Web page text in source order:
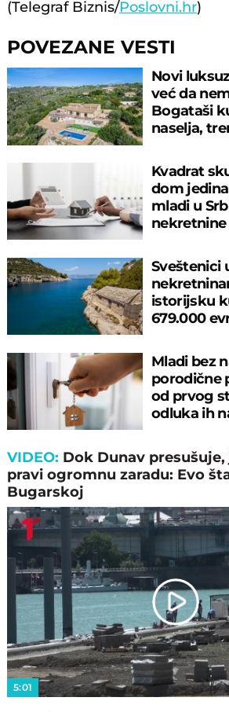
(Telegraf Biznis/Poslovni.hr)
POVEZANE VESTI
Novi
već da
Bogataši
naselja,
Kvadrat
dom
mladi u
Sveštenici
istorijsku
679.000
Mladi bez
porodične
od prvog
odluka ih
VIDEO: Dok Dunav
pravi ogromnu zaradu: Evo
Bugarskoj
Play
5:01